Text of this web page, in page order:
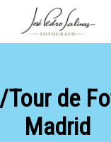
Tour de
Madrid